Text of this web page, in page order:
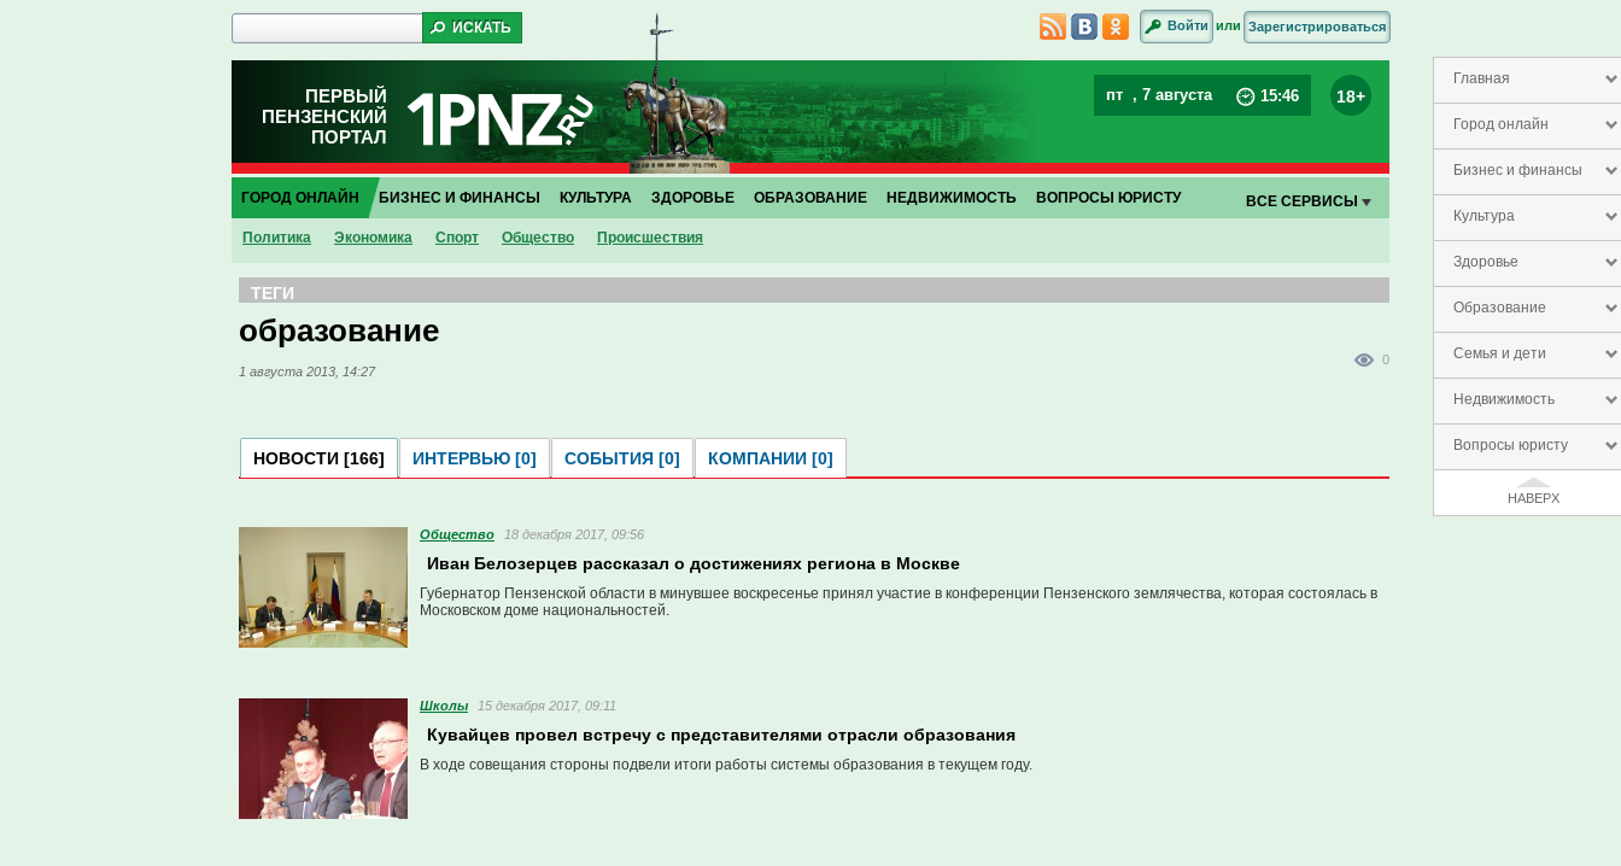
Главная
Город онлайн
Бизнес и финансы
Культура
Здоровье
Образование
Семья и дети
Недвижимость
Вопросы юристу
НАВЕРХ
Войти или Зарегистрироваться
ПЕРВЫЙ
ПЕНЗЕНСКИЙ
ПОРТАЛ
пт , 7 августа 15:46 18+
ГОРОД ОНЛАЙН
Политика Экономика Спорт Общество Проиcшествия
БИЗНЕС И ФИНАНСЫ КУЛЬТУРА ЗДОРОВЬЕ ОБРАЗОВАНИЕ НЕДВИЖИМОСТЬ ВОПРОСЫ ЮРИСТУ ВСЕ СЕРВИСЫ
ТЕГИ
образование
1 августа 2013, 14:27
0
НОВОСТИ [166] ИНТЕРВЬЮ [0] СОБЫТИЯ [0] КОМПАНИИ [0]
Общество 18 декабря 2017, 09:56
Иван Белозерцев рассказал о достижениях региона в Москве
Губернатор Пензенской области в минувшее воскресенье принял участие в конференции Пензенского землячества, которая состоялась в
Московском доме национальностей.
Школы 15 декабря 2017, 09:11
Кувайцев провел встречу с представителями отрасли образования
В ходе совещания стороны подвели итоги работы системы образования в текущем году.